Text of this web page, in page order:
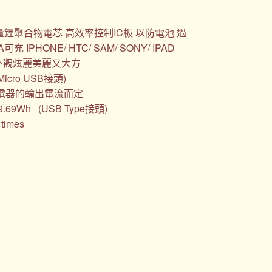
聚合物電芯 高效率控制IC板 以防電池 過
充 IPHONE/ HTC/ SAM/ SONY/ IPAD
炫麗美麗又大方
USB接頭)
器的輸出電流而定
(USB Type接頭)